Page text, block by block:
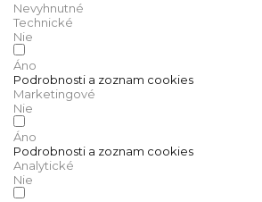
Nevyhnutné
Technické
Nie
Áno
Podrobnosti a zoznam cookies
Marketingové
Nie
Áno
Podrobnosti a zoznam cookies
Analytické
Nie